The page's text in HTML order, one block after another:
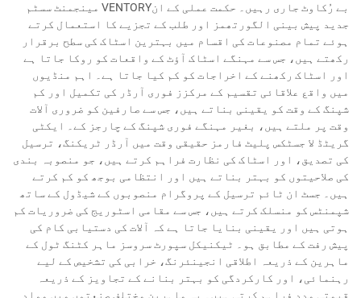
بے رُکاوٹ جاری رہیں۔ حکمت عملی کے انVENTORY مینجمنٹ سسٹم
جدید پیش بینی الگورتھمز اور طلب کے تجزیے کا استعمال کرتے
ہوئے تمام مصنوعات کی اقسام میں بہترین اسٹاک کی سطح برقرار
رکھتے ہیں، جس سے مہنگے اسٹاک آؤٹ کے واقعات کو روکا جاتا ہے
اور اسٹاک رکھنے کے اخراجات کو کم کیا جاتا ہے۔ اہم منڈیوں
میں واقع علاقائی تقسیم کے مرکزز فوری آرڈر کی تکمیل اور کم
شپنگ کے وقت کو یقینی بناتے ہیں، جس سے صارفین کو ضروری آلات
وقت پر ملتے ہیں، بغیر مہنگے فوری شپنگ کے چارجز کے۔ ایکٹی
گریٹڈ لا جسٹکس پلیٹ فارمز حقیقی وقت میں آرڈر ٹریکنگ، ترسیل
کی تصدیق، اور اسٹاک کی نظارت فراہم کرتے ہیں، جو منصوبہ بندی
کی صلاحیتوں کو بہتر بناتے ہیں اور انتظامی بوجھ کو کم کرتے
ہیں۔ جسٹ ان ٹائم ترسیل کے پروگرام منصوبوں کے شیڈول کے ساتھ
شپمنٹس کو منسلک کرتے ہیں، جس سے مقامی اسٹوریج کی ضروریات کم
ہوتی ہیں اور یقینی بنایا جاتا ہے کہ آلات کی دستیابی کام کی
پیش رفت کے مطابق ہو۔ ٹیکنیکل سپورٹ سروسز ماہر کٹنگ ٹول کے
ماہرین کے ذریعہ اطلاقی انجینئرنگ، خرابی کی تشخیص کے لیے
رہنمائی، اور کارکردگی کو بہتر بنانے کے تجاویز کے ذریعہ
قیمتی مدد فراہم کرتی ہیں۔ یہ ماہرین مختلف صنعتوں میں مواد